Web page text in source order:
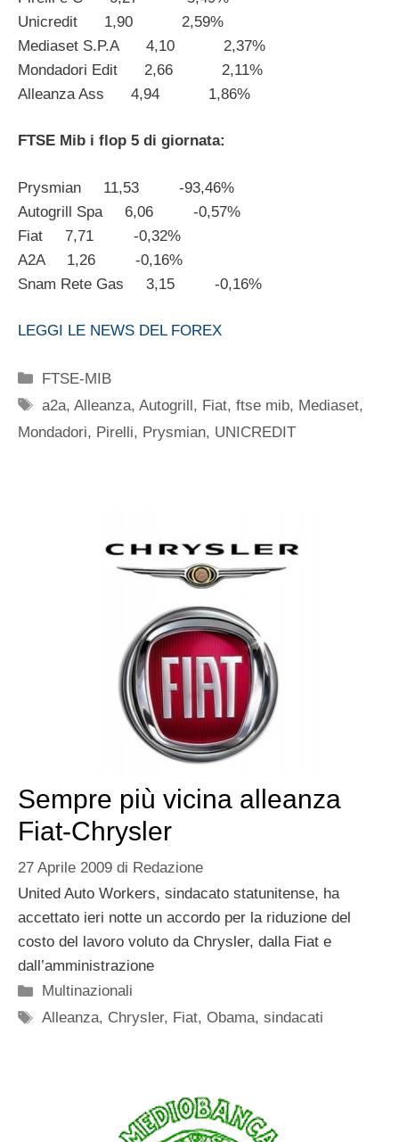
Unicredit 1,90 2,59%
Mediaset S.P.A 4,10 2,37%
Mondadori Edit 2,66 2,11%
Alleanza Ass 4,94 1,86%
FTSE Mib i flop 5 di giornata:
Prysmian 11,53 -93,46%
Autogrill Spa 6,06 -0,57%
Fiat 7,71 -0,32%
A2A 1,26 -0,16%
Snam Rete Gas 3,15 -0,16%
LEGGI LE NEWS DEL FOREX
Categorie
FTSE-MIB
Tag
a2a,Alleanza,Autogrill, Fiat,ftse mib, Mediaset,
Mondadori, Pirelli, Prysmian, UNICREDIT
Sempre più vicina alleanza
Fiat-Chrysler
27 Aprile 2009 di Redazione
United Auto Workers, sindacato statunitense, ha
accettato ieri notte un accordo per la riduzione del
costo del lavoro voluto da Chrysler, dalla Fiat e
dall’amministrazione
Categorie
Multinazionali
Tag
Alleanza, Chrysler, Fiat,Obama,sindacati